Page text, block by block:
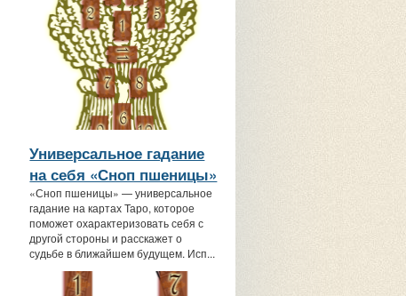
Универсальное гадание
на себя «Сноп пшеницы»
«Сноп пшеницы» — универсальное
гадание на картах Таро, которое
поможет охарактеризовать себя с
другой стороны и расскажет о
судьбе в ближайшем будущем. Исп...